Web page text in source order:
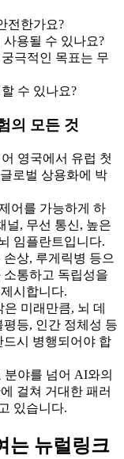
전한가요?
용될 수 있나요?
극적인 목표는 무
수 있나요?
의 모든 것
영국에서 유럽 첫
로벌 상용화에 박
어를 가능하게 하
널, 무선 통신, 높은
임플란트입니다.
상, 루게릭병 등으
소통하고 독립성을
시합니다.
미래만큼, 뇌 데
등, 인간 정체성 등
시 병행되어야 합
야를 넘어 AI와의
걸쳐 거대한 패러
있습니다.
는 뉴럴링크